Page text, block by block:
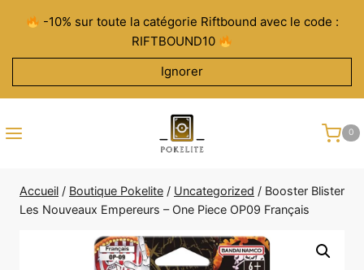
contenu
-10% sur toute la catégorie Riftbound avec le code :
RIFTBOUND10
Ignorer
0
Accueil / Boutique Pokelite / Uncategorized / Booster Blister
Les Nouveaux Empereurs – One Piece OP09 Français